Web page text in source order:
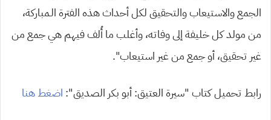
الجمع والاستيعاب والتحقيق لكل أحداث هذه الفترة الـمباركة،
من مولد كل خليفة إلى وفاته، وأغلب ما أُلف فيهم هي جمع من
غير تحقيق، أو جمع من غير استيعاب”.
رابط تحميل كتاب “سيرة العتيق: أبو بكر الصديق”: اضغط هنا